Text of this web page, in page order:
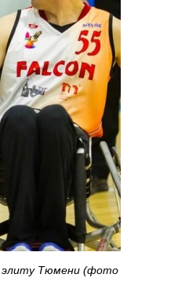
элиту Тюмени (фото